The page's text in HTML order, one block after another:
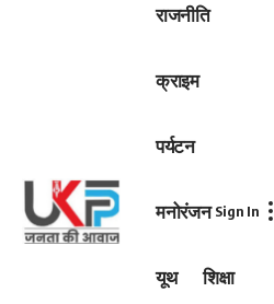
राजनीति
क्राइम
पर्यटन
मनोरंजन
यूथ शिक्षा
Sign In